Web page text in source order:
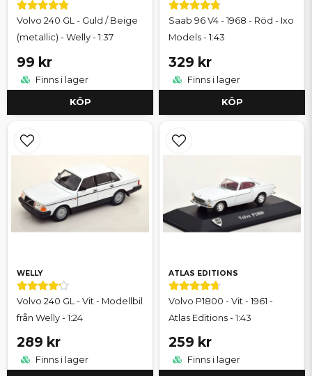
Volvo 240 GL - Guld / Beige
(metallic) - Welly - 1:37
99 kr
Finns i lager
KÖP
Saab 96 V4 - 1968 - Röd - Ixo
Models - 1:43
329 kr
Finns i lager
KÖP
WELLY
Volvo 240 GL - Vit - Modellbil
från Welly - 1:24
289 kr
Finns i lager
ATLAS EDITIONS
Volvo P1800 - Vit - 1961 -
Atlas Editions - 1:43
259 kr
Finns i lager